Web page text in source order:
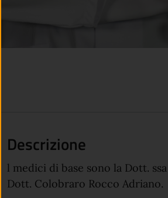
Descrizione
l medici di base sono la Dott.
Dott. Colobraro Rocco Adriano.